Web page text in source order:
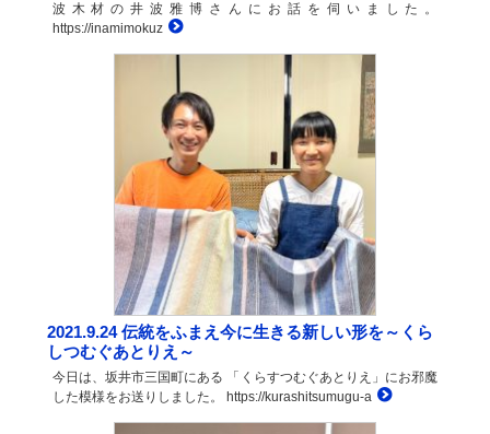
波木材の井波雅博さんにお話を伺いました。
https://inamimokuz
2021.9.24 伝統をふまえ今に生きる新しい形を～くら
しつむぐあとりえ～
今日は、坂井市三国町にある 「くらすつむぐあとりえ」にお邪魔
した模様をお送りしました。 https://kurashitsumugu-a